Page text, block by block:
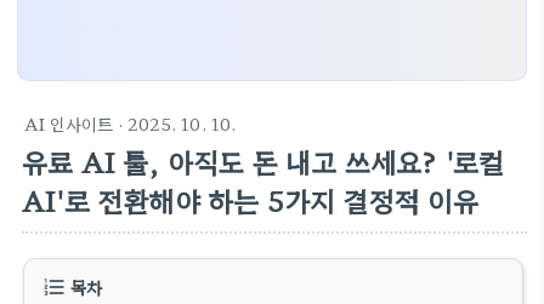
AI 인사이트 · 2025. 10. 10.
유료 AI 툴, 아직도 돈 내고 쓰세요? '로컬
AI'로 전환해야 하는 5가지 결정적 이유
목차